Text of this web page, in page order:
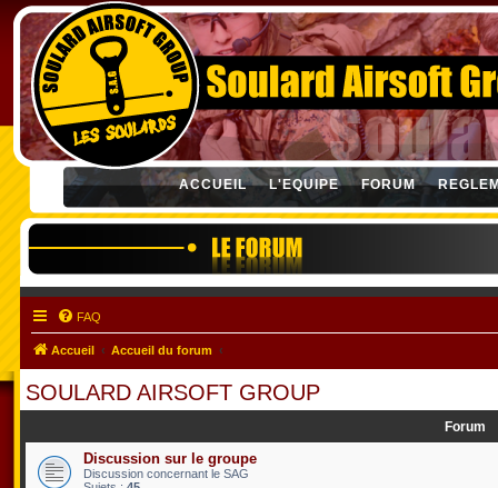
ACCUEIL L'EQUIPE FORUM
FAQ
Accueil Accueil du forum
SOULARD AIRSOFT GROUP
Forum
Discussion sur le groupe
Discussion concernant le SAG